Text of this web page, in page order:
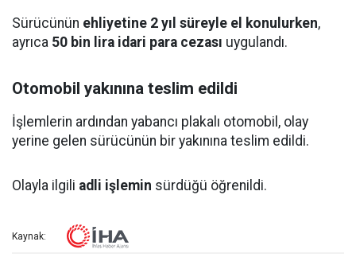
Sürücünün ehliyetine 2 yıl süreyle el konulurken,
ayrıca 50 bin lira idari para cezası uygulandı.
Otomobil yakınına teslim edildi
İşlemlerin ardından yabancı plakalı otomobil, olay
yerine gelen sürücünün bir yakınına teslim edildi.
Olayla ilgili adli işlemin sürdüğü öğrenildi.
Kaynak: